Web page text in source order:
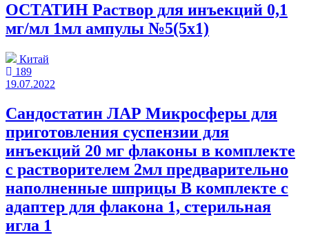
ОСТАТИН Раствор для инъекций 0,1
мг/мл 1мл ампулы №5(5x1)
Китай
189
19.07.2022
Сандостатин ЛАР Микросферы для
приготовления суспензии для
инъекций 20 мг флаконы в комплекте
с растворителем 2мл предварительно
наполненные шприцы В комплекте с
адаптер для флакона 1, стерильная
игла 1